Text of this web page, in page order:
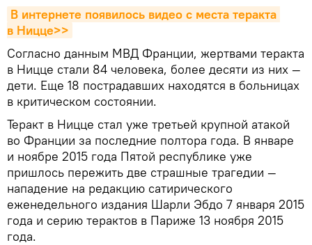
В интернете появилось видео с места теракта
в Ницце>>
Согласно данным МВД Франции, жертвами теракта
в Ницце стали 84 человека, более десяти из них —
дети. Еще 18 пострадавших находятся в больницах
в критическом состоянии.
Теракт в Ницце стал уже третьей крупной атакой
во Франции за последние полтора года. В январе
и ноябре 2015 года Пятой республике уже
пришлось пережить две страшные трагедии —
нападение на редакцию сатирического
еженедельного издания Шарли Эбдо 7 января 2015
года и серию терактов в Париже 13 ноября 2015
года.